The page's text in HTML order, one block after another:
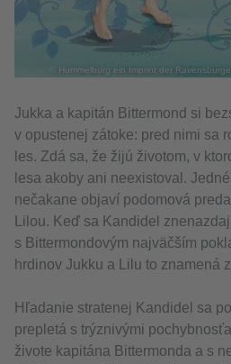
© Hummelburg ein Imprint der
Jukka a kapitán Bittermond si
v opustenej zátoke: pred nimi sa
les. Zdá sa, že žijú životom, v
lesa akoby ani neexistoval.
nečakane objaví podomová
Lilou. Keď sa Kandidel
s Bittermondovým najväčším
hrdinov Jukku a Lilu to znamená
Hľadanie stratenej Kandidel sa
prepletá s trýznivými
živote kapitána Bittermonda a s